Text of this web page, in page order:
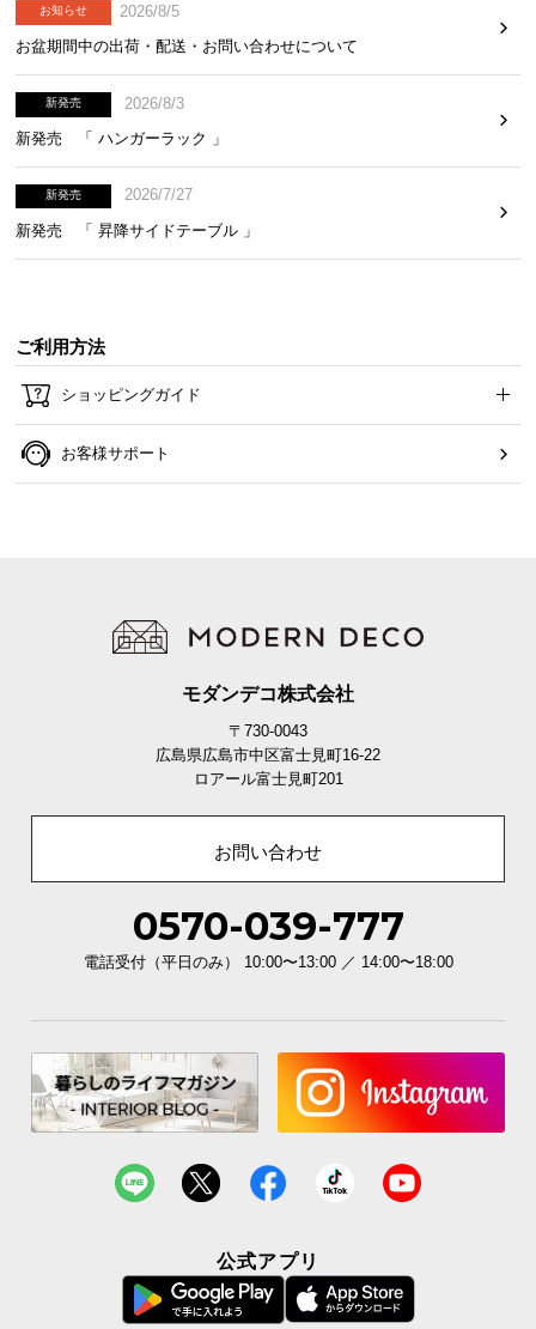
お知らせ
2026/8/5
お盆期間中の出荷・配送・お問い合わせについて
新発売
2026/8/3
新発売 「 ハンガーラック 」
新発売
2026/7/27
新発売 「 昇降サイドテーブル 」
ご利用方法
ショッピングガイド
お客様サポート
モダンデコ株式会社
〒730-0043
広島県広島市中区富士見町16-22
ロアール富士見町201
お問い合わせ
0570-039-777
電話受付（平日のみ） 10:00〜13:00 ／ 14:00〜18:00
公式アプリ